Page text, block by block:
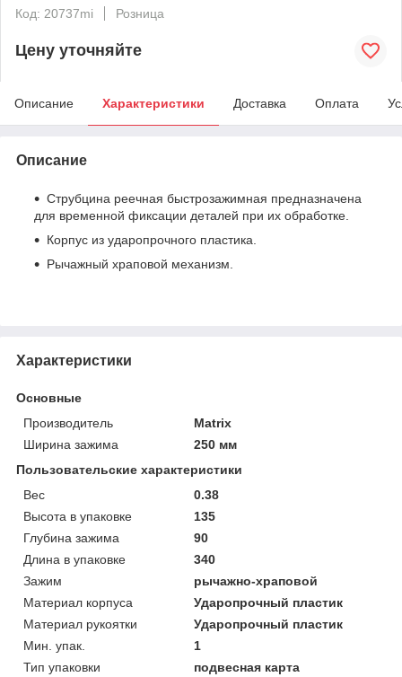
Код: 20737mi
Розница
Цену уточняйте
Описание Характеристики Доставка Оплата
Описание
Струбцина реечная быстрозажимная предназначена
для временной фиксации деталей при их обработке.
Корпус из ударопрочного пластика.
Рычажный храповой механизм.
Характеристики
Основные
Производитель
Matrix
Ширина зажима
250 мм
Пользовательские характеристики
Вес
0.38
Высота в упаковке
135
Глубина зажима
90
Длина в упаковке
340
Зажим
рычажно-храповой
Материал корпуса
Ударопрочный пластик
Материал рукоятки
Ударопрочный пластик
Мин. упак.
1
Тип упаковки
подвесная карта